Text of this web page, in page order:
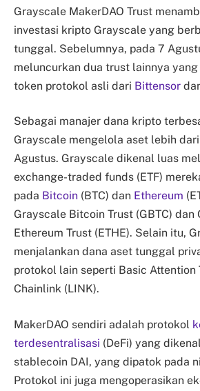
Grayscale MakerDAO Trust
investasi kripto Grayscale yang
tunggal. Sebelumnya, pada 7
meluncurkan dua trust lainnya
token protokol asli dari Bittensor
Sebagai manajer dana kripto
Grayscale mengelola aset lebih
Agustus. Grayscale dikenal luas
exchange-traded funds (ETF)
pada Bitcoin (BTC) dan Ethereum
Grayscale Bitcoin Trust (GBTC) dan
Ethereum Trust (ETHE). Selain itu,
menjalankan dana aset tunggal
protokol lain seperti Basic Attention
Chainlink (LINK).
MakerDAO sendiri adalah protokol
terdesentralisasi (DeFi) yang
stablecoin DAI, yang dipatok pada
Protokol ini juga mengoperasikan